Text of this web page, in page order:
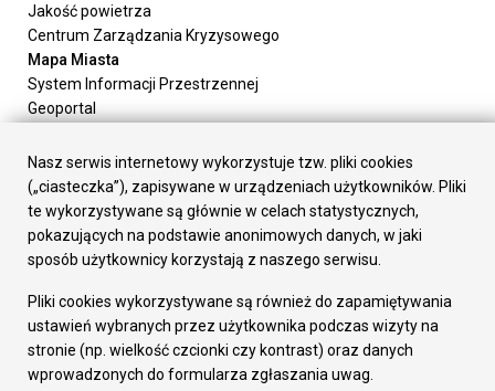
Jakość powietrza
Centrum Zarządzania Kryzysowego
Mapa Miasta
System Informacji Przestrzennej
Geoportal
Załatw sprawę
Prezydent Miasta
Rada Miasta
Wydziały
Elektroniczna Skrzynka Podawcza
Gospodarka
Fundusze europejskie
Środki krajowe
Oferty inwestycyjne
Nasz serwis internetowy wykorzystuje tzw. pliki cookies
(„ciasteczka”), zapisywane w urządzeniach użytkowników. Pliki
te wykorzystywane są głównie w celach statystycznych,
pokazujących na podstawie anonimowych danych, w jaki
sposób użytkownicy korzystają z naszego serwisu.
Pliki cookies wykorzystywane są również do zapamiętywania
ustawień wybranych przez użytkownika podczas wizyty na
stronie (np. wielkość czcionki czy kontrast) oraz danych
wprowadzonych do formularza zgłaszania uwag.